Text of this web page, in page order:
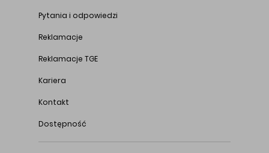
Pytania i odpowiedzi
Reklamacje
Reklamacje TGE
Kariera
Kontakt
Dostępność